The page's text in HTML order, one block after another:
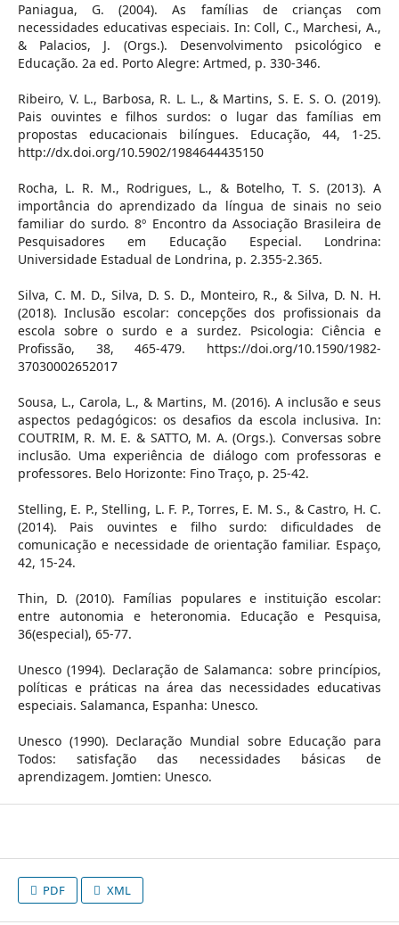
Paniagua, G. (2004). As famílias de crianças com
necessidades educativas especiais. In: Coll, C., Marchesi, A.,
& Palacios, J. (Orgs.). Desenvolvimento psicológico e
Educação. 2a ed. Porto Alegre: Artmed, p. 330-346.
Ribeiro, V. L., Barbosa, R. L. L., & Martins, S. E. S. O. (2019).
Pais ouvintes e filhos surdos: o lugar das famílias em
propostas educacionais bilíngues. Educação, 44, 1-25.
http://dx.doi.org/10.5902/1984644435150
Rocha, L. R. M., Rodrigues, L., & Botelho, T. S. (2013). A
importância do aprendizado da língua de sinais no seio
familiar do surdo. 8º Encontro da Associação Brasileira de
Pesquisadores em Educação Especial. Londrina:
Universidade Estadual de Londrina, p. 2.355-2.365.
Silva, C. M. D., Silva, D. S. D., Monteiro, R., & Silva, D. N. H.
(2018). Inclusão escolar: concepções dos profissionais da
escola sobre o surdo e a surdez. Psicologia: Ciência e
Profissão, 38, 465-479. https://doi.org/10.1590/1982-
37030002652017
Sousa, L., Carola, L., & Martins, M. (2016). A inclusão e seus
aspectos pedagógicos: os desafios da escola inclusiva. In:
COUTRIM, R. M. E. & SATTO, M. A. (Orgs.). Conversas sobre
inclusão. Uma experiência de diálogo com professoras e
professores. Belo Horizonte: Fino Traço, p. 25-42.
Stelling, E. P., Stelling, L. F. P., Torres, E. M. S., & Castro, H. C.
(2014). Pais ouvintes e filho surdo: dificuldades de
comunicação e necessidade de orientação familiar. Espaço,
42, 15-24.
Thin, D. (2010). Famílias populares e instituição escolar:
entre autonomia e heteronomia. Educação e Pesquisa,
36(especial), 65-77.
Unesco (1994). Declaração de Salamanca: sobre princípios,
políticas e práticas na área das necessidades educativas
especiais. Salamanca, Espanha: Unesco.
Unesco (1990). Declaração Mundial sobre Educação para
Todos: satisfação das necessidades básicas de
aprendizagem. Jomtien: Unesco.
PDF XML